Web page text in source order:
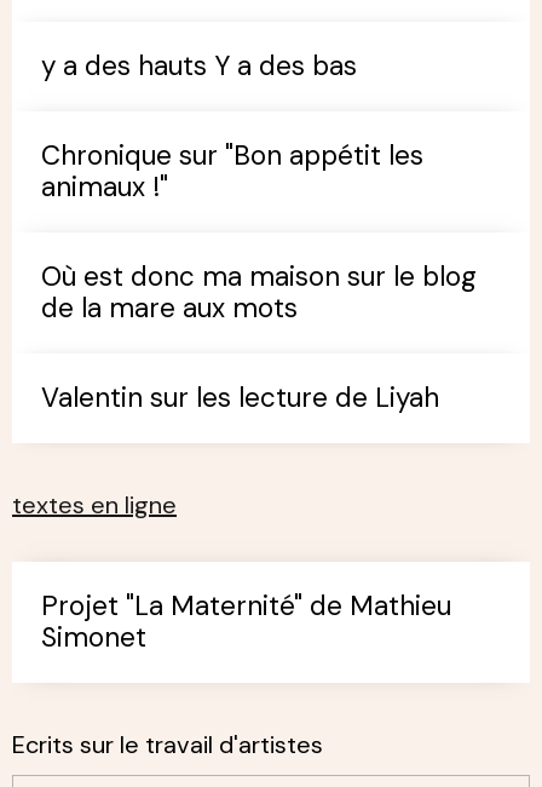
y a des hauts Y a des bas
Chronique sur "Bon appétit les
animaux !"
Où est donc ma maison sur le blog
de la mare aux mots
Valentin sur les lecture de Liyah
textes en ligne
Projet "La Maternité" de Mathieu
Simonet
Ecrits sur le travail d'artistes